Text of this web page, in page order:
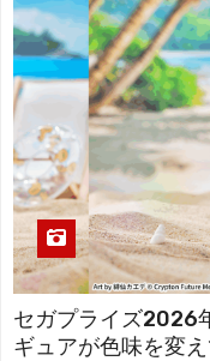
セガプライズ2026
ギュアが色味を変え